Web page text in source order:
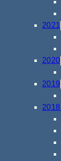
2021
2020
2019
2018